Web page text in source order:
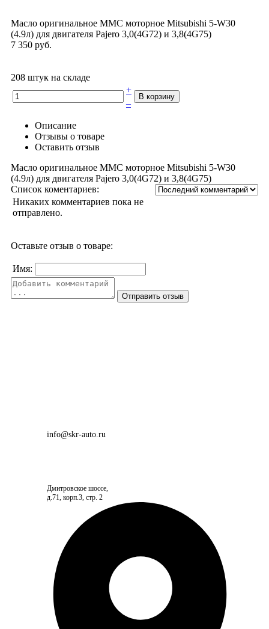
Масло оригинальное MMC моторное Mitsubishi 5-W30
(4.9л) для двигателя Pajero 3,0(4G72) и 3,8(4G75)
7 350 руб.
208 штук на складе
+
–
Описание
Отзывы о товаре
Оставить отзыв
Масло оригинальное MMC моторное Mitsubishi 5-W30
(4.9л) для двигателя Pajero 3,0(4G72) и 3,8(4G75)
Список коментариев:
Никаких комментариев пока не
отправлено.
Оставьте отзыв о товаре:
Имя:
info@skr-auto.ru
Дмитровское шоссе,
д.71, корп.3, стр. 2